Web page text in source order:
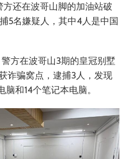
方还在波哥山脚的加油站破
5名嫌疑人，其中4人是中国
方在波哥山3期的皇冠别墅
诈骗窝点，逮捕3人，发现
和14个笔记本电脑。